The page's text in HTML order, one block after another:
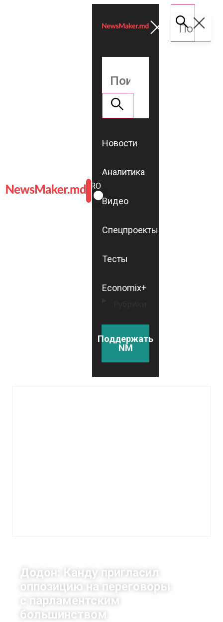
ROMÂNĂ
RU
Новости
Аналитика
Видео
Спецпроекты
Тесты
Economix+
Поддержать
NM
Додон: Канду пригласил
оппозицию на переговоры
с парламентским
большинством